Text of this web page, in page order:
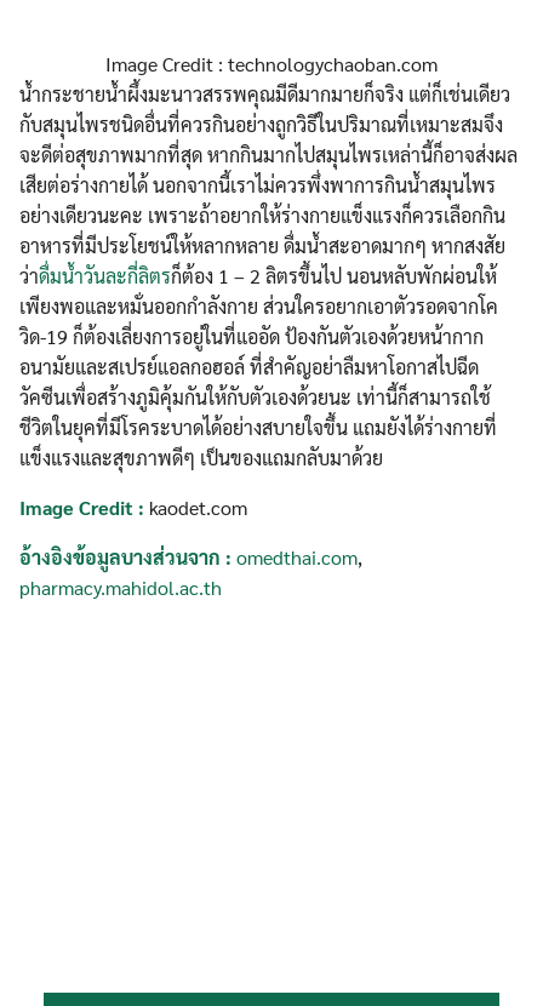
Search
for:
Search
Image Credit : technologychaoban.com
น้ำกระชายน้ำผึ้งมะนาวสรรพคุณมีดีมากมายก็จริง แต่ก็เช่นเดียว
กับสมุนไพรชนิดอื่นที่ควรกินอย่างถูกวิธีในปริมาณที่เหมาะสมจึง
จะดีต่อสุขภาพมากที่สุด หากกินมากไปสมุนไพรเหล่านี้ก็อาจส่งผล
เสียต่อร่างกายได้ นอกจากนี้เราไม่ควรพึ่งพาการกินน้ำสมุนไพร
อย่างเดียวนะคะ เพราะถ้าอยากให้ร่างกายแข็งแรงก็ควรเลือกกิน
อาหารที่มีประโยชน์ให้หลากหลาย ดื่มน้ำสะอาดมากๆ หากสงสัย
ว่าดื่มน้ำวันละกี่ลิตรก็ต้อง 1 – 2 ลิตรขึ้นไป นอนหลับพักผ่อนให้
เพียงพอและหมั่นออกกำลังกาย ส่วนใครอยากเอาตัวรอดจากโค
วิด-19 ก็ต้องเลี่ยงการอยู่ในที่แออัด ป้องกันตัวเองด้วยหน้ากาก
อนามัยและสเปรย์แอลกอฮอล์ ที่สำคัญอย่าลืมหาโอกาสไปฉีด
วัคซีนเพื่อสร้างภูมิคุ้มกันให้กับตัวเองด้วยนะ เท่านี้ก็สามารถใช้
ชีวิตในยุคที่มีโรคระบาดได้อย่างสบายใจขึ้น แถมยังได้ร่างกายที่
แข็งแรงและสุขภาพดีๆ เป็นของแถมกลับมาด้วย
Image Credit : kaodet.com
อ้างอิงข้อมูลบางส่วนจาก : omedthai.com,
pharmacy.mahidol.ac.th